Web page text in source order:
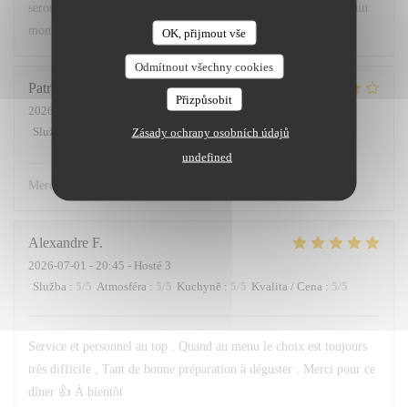
OK, přijmout vše
Odmítnout všechny cookies
Přizpůsobit
Zásady ochrany osobních údajů
undefined
serons très heureux de vous accueillir à nouveau pour un prochain
moment gourmand. À très bientôt !
Patricia
2026-07-02
- 12:00 - Hosté 3
Služba
Atmosféra: 4/5 Kuchyně: 4/5 Kvalita / Cena
odpověděl na hodnocení
Merci.
Alexandre F
2026-07-01 - 20:45 - Hosté 3
Služba : 5/5 Atmosféra : 5/5 Kuchyně : 5/5 Kvalita / Cena : 5/5
Service et personnel au top . Quand au menu le choix est toujours
très difficile , Tant de bonne préparation à déguster . Merci pour ce
dîner 👍 À bientôt